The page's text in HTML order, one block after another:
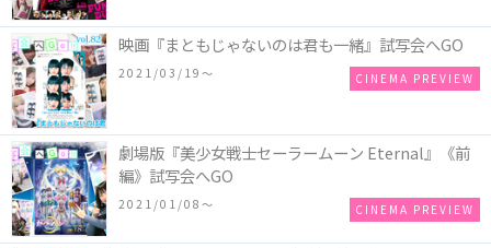
映画『まともじゃないのは君も一緒』試写会へGO
2021/03/19〜 CINEMA PREVIEW
劇場版『美少女戦士セーラームーン Eternal』《前
編》試写会へGO
2021/01/08〜 CINEMA PREVIEW